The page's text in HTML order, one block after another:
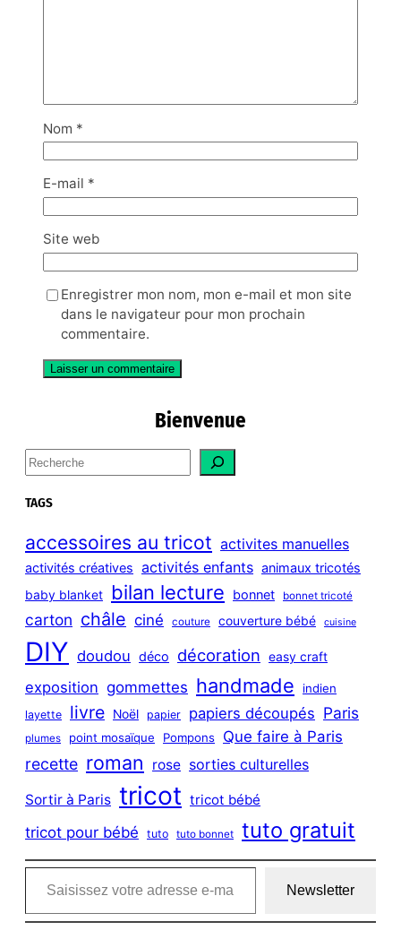
Nom *
E-mail *
Site web
Enregistrer mon nom, mon e-mail et mon site
dans le navigateur pour mon prochain
commentaire.
Bienvenue
S
e
a
c
h
TAGS
accessoires au tricot activites manuelles
activités créatives activités enfants animaux tricotés
baby blanket bilan lecture bonnet bonnet tricoté
carton châle ciné couture couverture bébé cuisine
DIY doudou déco décoration easy craft
exposition gommettes handmade indien
layette livre Noël papier papiers découpés Paris
plumes point mosaïque Pompons Que faire à Paris
recette roman rose sorties culturelles
Sortir à Paris tricot tricot bébé
tricot pour bébé tuto tuto bonnet tuto gratuit
Saisissez votre adresse e-mail…
Newsletter